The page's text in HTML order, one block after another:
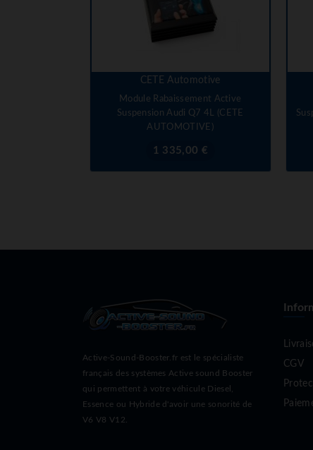
CETE Automotive
Module Rabaissement Active
Suspension Audi Q7 4L (CETE
AUTOMOTIVE)
Prix1 335,00 €
Active-Sound-Booster.fr est le spécialiste
français des systèmes Active sound Booster
qui permettent à votre véhicule Diesel,
Essence ou Hybride d'avoir une sonorité de
V6 V8 V12.
CGV